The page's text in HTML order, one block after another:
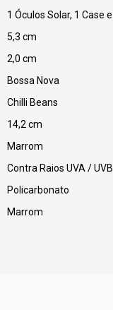
1 Óculos Solar, 1 Case
5,3 cm
2,0 cm
Bossa Nova
Chilli Beans
14,2 cm
Marrom
Contra Raios UVA / UVB
Policarbonato
Marrom